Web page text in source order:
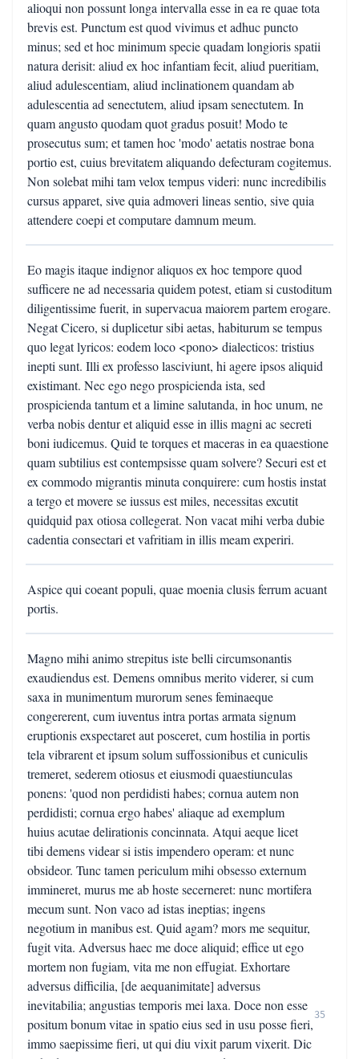
alioqui non possunt longa intervalla esse in ea re quae tota
brevis est. Punctum est quod vivimus et adhuc puncto
minus; sed et hoc minimum specie quadam longioris spatii
natura derisit: aliud ex hoc infantiam fecit, aliud pueritiam,
aliud adulescentiam, aliud inclinationem quandam ab
adulescentia ad senectutem, aliud ipsam senectutem. In
quam angusto quodam quot gradus posuit! Modo te
prosecutus sum; et tamen hoc 'modo' aetatis nostrae bona
portio est, cuius brevitatem aliquando defecturam cogitemus.
Non solebat mihi tam velox tempus videri: nunc incredibilis
cursus apparet, sive quia admoveri lineas sentio, sive quia
attendere coepi et computare damnum meum.
Eo magis itaque indignor aliquos ex hoc tempore quod
sufficere ne ad necessaria quidem potest, etiam si custoditum
diligentissime fuerit, in supervacua maiorem partem erogare.
Negat Cicero, si duplicetur sibi aetas, habiturum se tempus
quo legat lyricos: eodem loco <pono> dialecticos: tristius
inepti sunt. Illi ex professo lasciviunt, hi agere ipsos aliquid
existimant. Nec ego nego prospicienda ista, sed
prospicienda tantum et a limine salutanda, in hoc unum, ne
verba nobis dentur et aliquid esse in illis magni ac secreti
boni iudicemus. Quid te torques et maceras in ea quaestione
quam subtilius est contempsisse quam solvere? Securi est et
ex commodo migrantis minuta conquirere: cum hostis instat
a tergo et movere se iussus est miles, necessitas excutit
quidquid pax otiosa collegerat. Non vacat mihi verba dubie
cadentia consectari et vafritiam in illis meam experiri.
Aspice qui coeant populi, quae moenia clusis ferrum acuant
portis.
Magno mihi animo strepitus iste belli circumsonantis
exaudiendus est. Demens omnibus merito viderer, si cum
saxa in munimentum murorum senes feminaeque
congererent, cum iuventus intra portas armata signum
eruptionis exspectaret aut posceret, cum hostilia in portis
tela vibrarent et ipsum solum suffossionibus et cuniculis
tremeret, sederem otiosus et eiusmodi quaestiunculas
ponens: 'quod non perdidisti habes; cornua autem non
perdidisti; cornua ergo habes' aliaque ad exemplum
huius acutae delirationis concinnata. Atqui aeque licet
tibi demens videar si istis impendero operam: et nunc
obsideor. Tunc tamen periculum mihi obsesso externum
immineret, murus me ab hoste secerneret: nunc mortifera
mecum sunt. Non vaco ad istas ineptias; ingens
negotium in manibus est. Quid agam? mors me sequitur,
fugit vita. Adversus haec me doce aliquid; effice ut ego
mortem non fugiam, vita me non effugiat. Exhortare
adversus difficilia, [de aequanimitate] adversus
inevitabilia; angustias temporis mei laxa. Doce non esse
positum bonum vitae in spatio eius sed in usu posse fieri,
immo saepissime fieri, ut qui diu vixit parum vixerit. Dic
35